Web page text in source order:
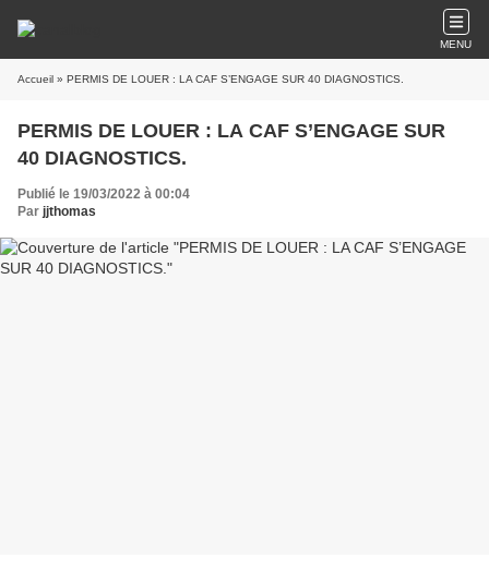
MENU
Accueil » PERMIS DE LOUER : LA CAF S’ENGAGE SUR 40 DIAGNOSTICS.
PERMIS DE LOUER : LA CAF S’ENGAGE SUR
40 DIAGNOSTICS.
Publié le 19/03/2022 à 00:04
Par jjthomas